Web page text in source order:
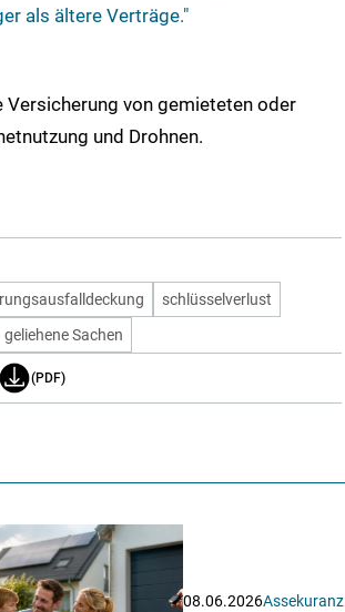
als ältere Verträge."
von gemieteten oder
und Drohnen.
schlüsselverlust
geliehene Sachen
(PDF)
08.06.2026Assekuranz